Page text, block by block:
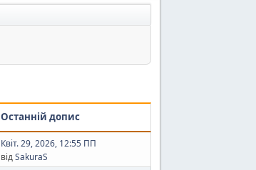
Останній допис
Квіт. 29, 2026, 12:55 ПП
відSakuraS